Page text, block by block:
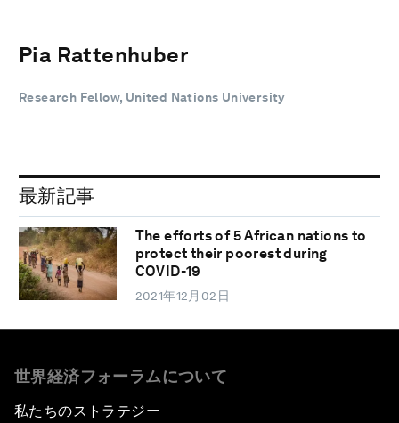
Pia Rattenhuber
Research Fellow, United Nations University
最新記事
The efforts of 5 African nations to
protect their poorest during
COVID-19
2021年12月02日
世界経済フォーラムについて
私たちのストラテジー